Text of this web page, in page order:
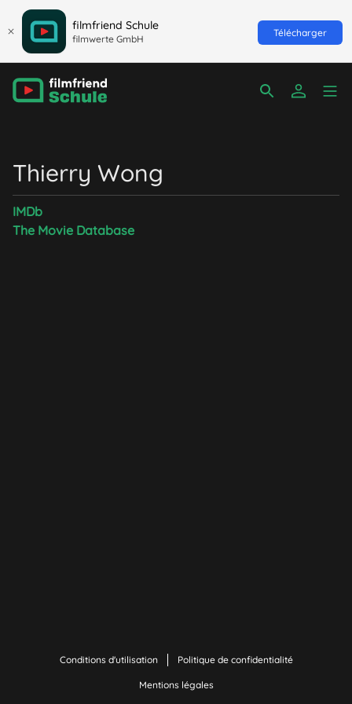
filmfriend Schule
filmwerte GmbH
Télécharger
Thierry Wong
IMDb
The Movie Database
Conditions d'utilisation Politique de confidentialité
Mentions légales